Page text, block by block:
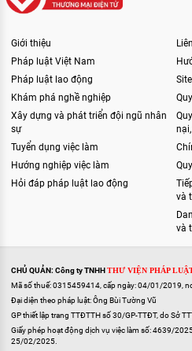
Giới thiệu
Pháp luật Việt Nam
Pháp luật lao động
Khám phá nghề nghiệp
Xây dựng và phát triển đội ngũ nhân
sự
Tuyển dụng việc làm
Hướng nghiệp việc làm
Hỏi đáp pháp luật lao động
và
và
CHỦ QUẢN: Công ty TNHHTHƯ VIỆN PHÁP
Mã số thuế: 0315459414, cấp ngày: 04/01/2019,
Đại diện theo pháp luật: Ông Bùi Tường Vũ
GP thiết lập trang TTĐTTH số 30/GP-TTĐT, do Sở
Giấy phép hoạt động dịch vụ việc làm số: 4639/
25/02/2025.